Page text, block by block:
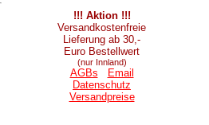
!!! Aktion !!!
Versandkostenfreie
Lieferung ab 30,-
Euro Bestellwert
(nur Innland)
AGBs
Email
Datenschutz
Versandpreise